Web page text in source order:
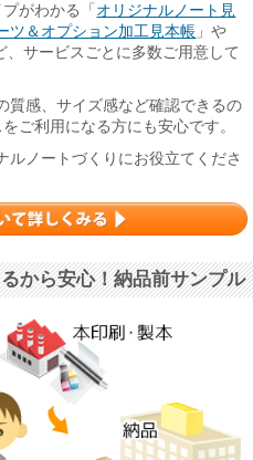
がわかる「 オリジナルノート見
ツ＆オプション加工見本帳 」や
、サービスごとに多数ご用意して
質感、サイズ感など確認できるの
ご利用になる方にも安心です。
ルノートづくりにお役立てくださ
から安心！納品前サンプル